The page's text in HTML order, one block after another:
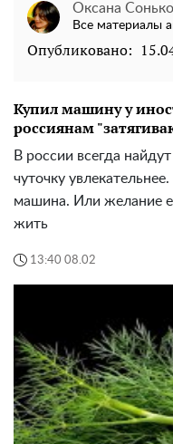
Оксана
Все материалы
Опубликовано:
Купил машину у
россиянам
В россии всегда
чуточку
машина. Или желание
жить
13:40 08.02